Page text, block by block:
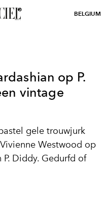
BELGIUM
op P.
vintage
gele trouwjurk
Westwood op
Diddy. Gedurfd of